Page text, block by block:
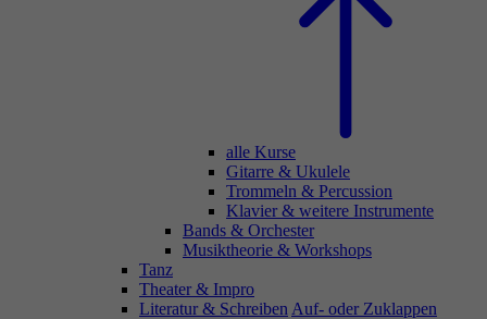
alle Kurse
Gitarre & Ukulele
Trommeln & Percussion
Klavier & weitere Instrumente
Bands & Orchester
Musiktheorie & Workshops
Tanz
Theater & Impro
Literatur & Schreiben Auf- oder Zuklappen